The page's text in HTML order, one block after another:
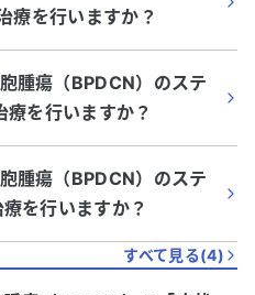
療を行いますか？
腫瘍（BPDCN）のステ
を行いますか？
腫瘍（BPDCN）のステ
を行いますか？
すべて見る(4)